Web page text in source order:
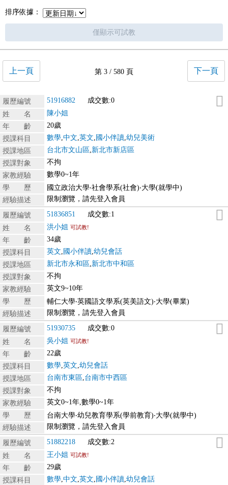
排序依據：
僅顯示可試教
上一頁 第 3 / 580 頁 下一頁
履歷編號 51916882
成交數:0
姓 名
陳小姐
年 齡
20歲
授課科目
數學,中文,英文, 國小伴讀,幼兒美術
授課地區
台北市文山區,新北市新店區
授課對象
不拘
家教經驗
數學0~1年
學 歷
國立政治大學‧社會學系(社會)‧大學(就學中)
經驗描述
限制瀏覽，請先登入會員
履歷編號 51836851
成交數:1
姓 名
洪小姐 可試教!
年 齡
34歲
授課科目
英文, 國小伴讀,幼兒會話
授課地區
新北市永和區,新北市中和區
授課對象
不拘
家教經驗
英文9~10年
學 歷
輔仁大學‧英國語文學系(英美語文)‧大學(畢業)
經驗描述
限制瀏覽，請先登入會員
履歷編號 51930735
成交數:0
姓 名
吳小姐 可試教!
年 齡
22歲
授課科目
數學,英文,幼兒會話
授課地區
台南市東區,台南市中西區
授課對象
不拘
家教經驗
英文0~1年,數學0~1年
學 歷
台南大學‧幼兒教育學系(學前教育)‧大學(就學中)
經驗描述
限制瀏覽，請先登入會員
履歷編號 51882218
成交數:2
姓 名
王小姐 可試教!
年 齡
29歲
授課科目
數學,中文,英文, 國小伴讀,幼兒會話